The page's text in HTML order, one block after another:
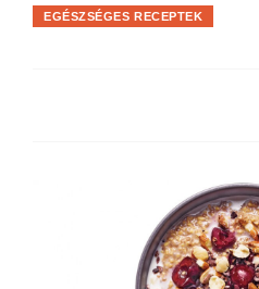
EGÉSZSÉGES RECEPTEK